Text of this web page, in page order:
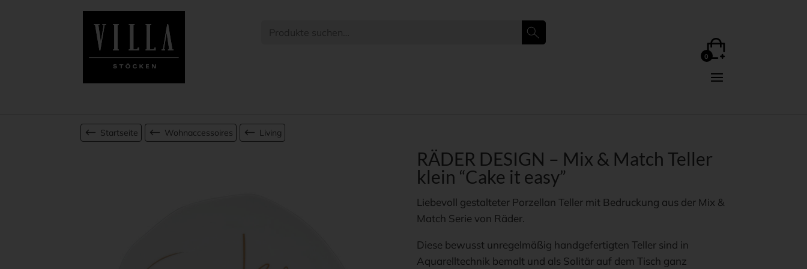
Startseite Wohnaccessoires Living
RÄDER DESIGN – Mix & Match Teller
klein “Cake it easy”
Liebevoll gestalteter Porzellan Teller mit Bedruckung aus der Mix &
Match Serie von Räder.
Diese bewusst unregelmäßig handgefertigten Teller sind in
Aquarelltechnik bemalt und als Solitär auf dem Tisch ganz